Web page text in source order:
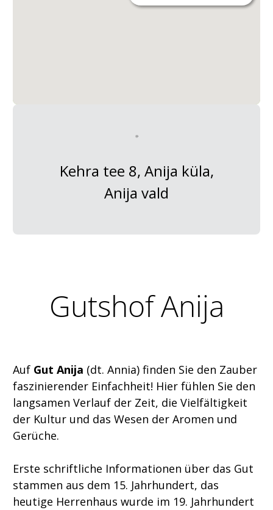
Kehra tee 8, Anija küla,
Anija vald
Gutshof Anija
Auf Gut Anija (dt. Annia) finden Sie den Zauber
faszinierender Einfachheit! Hier fühlen Sie den
langsamen Verlauf der Zeit, die Vielfältigkeit
der Kultur und das Wesen der Aromen und
Gerüche.
Erste schriftliche Informationen über das Gut
stammen aus dem 15. Jahrhundert, das
heutige Herrenhaus wurde im 19. Jahrhundert